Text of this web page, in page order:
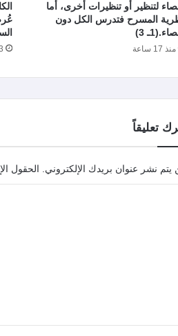
لتنظير أو تنظيرات أخرى، أما
المسرح فتدرس الكل دون
3)
منذ 17 ساعة 3
تعليقاً
يتم نشر عنوان بريدك الإلكتروني. الحقول